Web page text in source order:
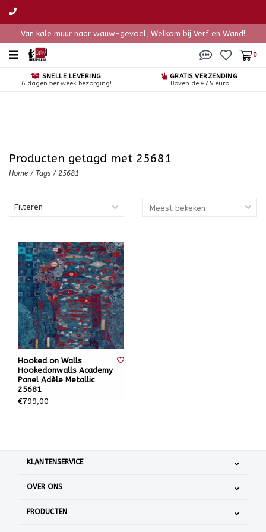
Van kale muur naar wauw-gevoel, Welkom bij Verf en Wand!
0
SNELLE LEVERING
6 dagen per week bezorging!
GRATIS VERZENDING
Boven de €75 euro
Producten getagd met 25681
Home / Tags / 25681
Filteren
Hooked on Walls
Hookedonwalls Academy
Panel Adèle Metallic
25681
€799,00
KLANTENSERVICE
OVER ONS
PRODUCTEN